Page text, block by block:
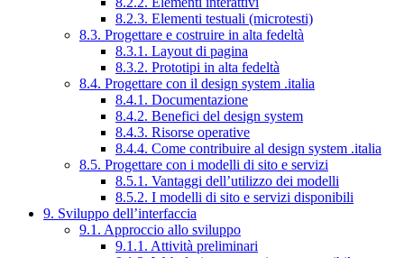
8.2.3. Elementi testuali (microtesti)
8.3. Progettare e costruire in alta fedeltà
8.3.1. Layout di pagina
8.3.2. Prototipi in alta fedeltà
8.4. Progettare con il design system .italia
8.4.1. Documentazione
8.4.2. Benefici del design system
8.4.3. Risorse operative
8.4.4. Come contribuire al design system .italia
8.5. Progettare con i modelli di sito e servizi
8.5.1. Vantaggi dell’utilizzo dei modelli
8.5.2. I modelli di sito e servizi disponibili
9. Sviluppo dell’interfaccia
9.1. Approccio allo sviluppo
9.1.1. Attività preliminari